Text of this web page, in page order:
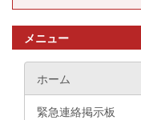
メニュー
ホーム
緊急連絡掲示板